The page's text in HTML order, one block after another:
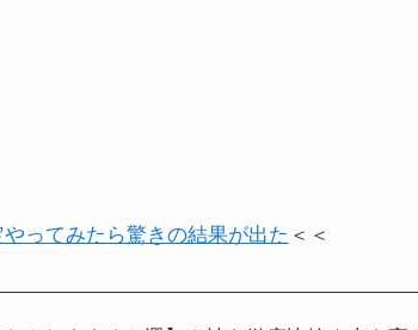
ってみたら驚きの結果が出た ＜＜